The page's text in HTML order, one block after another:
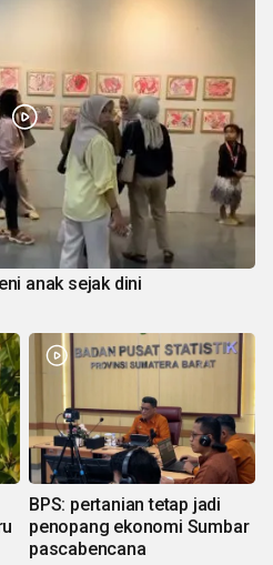
anak sejak dini
BPS: pertanian tetap jadi
penopang ekonomi Sumbar
pascabencana